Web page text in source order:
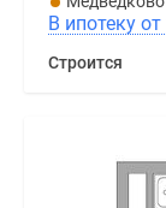
Строится